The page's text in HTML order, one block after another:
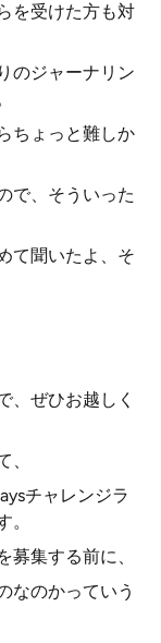
を受けた方も対
のジャーナリン
ちょっと難しか
で、そういった
て聞いたよ、そ
、ぜひお越しく
チャレンジラ
募集する前に、
なのかっていう